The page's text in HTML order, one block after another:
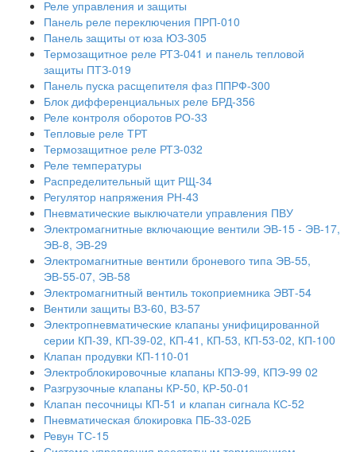
Реле управления и защиты
Панель реле переключения ПРП-010
Панель защиты от юза ЮЗ-305
Термозащитное реле РТЗ-041 и панель тепловой
защиты ПТЗ-019
Панель пуска расщепителя фаз ППРФ-300
Блок дифференциальных реле БРД-356
Реле контроля оборотов РО-33
Тепловые реле ТРТ
Термозащитное реле РТЗ-032
Реле температуры
Распределительный щит РЩ-34
Регулятор напряжения РН-43
Пневматические выключатели управления ПВУ
Электромагнитные включающие вентили ЭВ-15 - ЭВ-17,
ЭВ-8, ЭВ-29
Электромагнитные вентили броневого типа ЭВ-55,
ЭВ-55-07, ЭВ-58
Электромагнитный вентиль токоприемника ЭВТ-54
Вентили защиты ВЗ-60, ВЗ-57
Электропневматические клапаны унифицированной
серии КП-39, КП-39-02, КП-41, КП-53, КП-53-02, КП-100
Клапан продувки КП-110-01
Электроблокировочные клапаны КПЭ-99, КПЭ-99 02
Разгрузочные клапаны КР-50, КР-50-01
Клапан песочницы КП-51 и клапан сигнала КС-52
Пневматическая блокировка ПБ-33-02Б
Ревун ТС-15